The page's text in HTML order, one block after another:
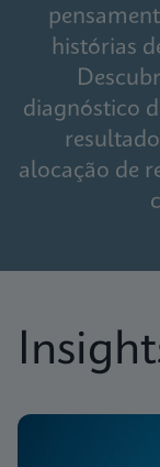
histórias
diagnóstico
alocação de